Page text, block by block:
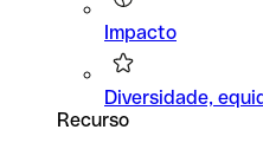
Impacto
Diversidade,
Recurso